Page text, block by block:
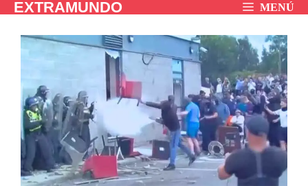
Saltar
contenido
EXTRAMUNDO MENÚ